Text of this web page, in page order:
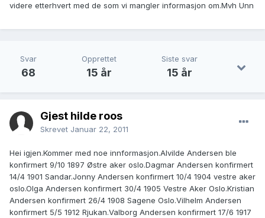
videre etterhvert med de som vi mangler informasjon om.Mvh Unn
Svar
68
Opprettet
15 år
Siste svar
15 år
Gjest hilde roos
Skrevet Januar 22, 2011
Hei igjen.Kommer med noe innformasjon.Alvilde Andersen ble
konfirmert 9/10 1897 Østre aker oslo.Dagmar Andersen konfirmert
14/4 1901 Sandar.Jonny Andersen konfirmert 10/4 1904 vestre aker
oslo.Olga Andersen konfirmert 30/4 1905 Vestre Aker Oslo.Kristian
Andersen konfirmert 26/4 1908 Sagene Oslo.Vilhelm Andersen
konfirmert 5/5 1912 Rjukan.Valborg Andersen konfirmert 17/6 1917